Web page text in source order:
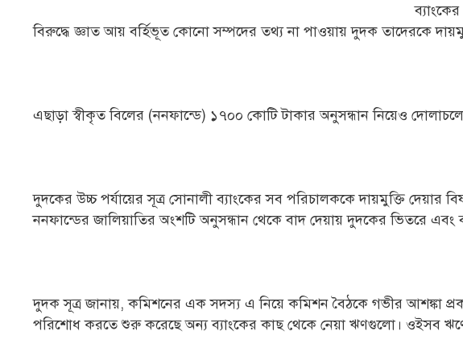
বিরুদ্ধে জ্ঞাত আয় বর্হিভূত কোনো সম্পদের তথ্য না পাওয়ায় দুদক তাদেরকে
এছাড়া স্বীকৃত বিলের (ননফান্ডে) ১৭০০ কোটি টাকার অনুসন্ধান নিয়েও
দুদকের উচ্চ পর্যায়ের সূত্র সোনালী ব্যাংকের সব পরিচালককে দায়মুক্তি দেয়ার
ননফান্ডের জালিয়াতির অংশটি অনুসন্ধান থেকে বাদ দেয়ায় দুদকের ভিতরে এবং
দুদক সূত্র জানায়, কমিশনের এক সদস্য এ নিয়ে কমিশন বৈঠকে গভীর আশঙ্কা
পরিশোধ করতে শুরু করেছে অন্য ব্যাংকের কাছ থেকে নেয়া ঋণগুলো। ওইসব